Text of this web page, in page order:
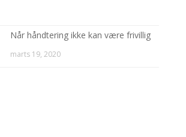
Når håndtering ikke kan være frivillig
marts 19, 2020